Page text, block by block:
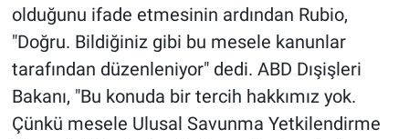
olduğunu ifade etmesinin ardından Rubio,
"Doğru. Bildiğiniz gibi bu mesele kanunlar
tarafından düzenleniyor" dedi. ABD Dışişleri
Bakanı, "Bu konuda bir tercih hakkımız yok.
Çünkü mesele Ulusal Savunma Yetkilendirme